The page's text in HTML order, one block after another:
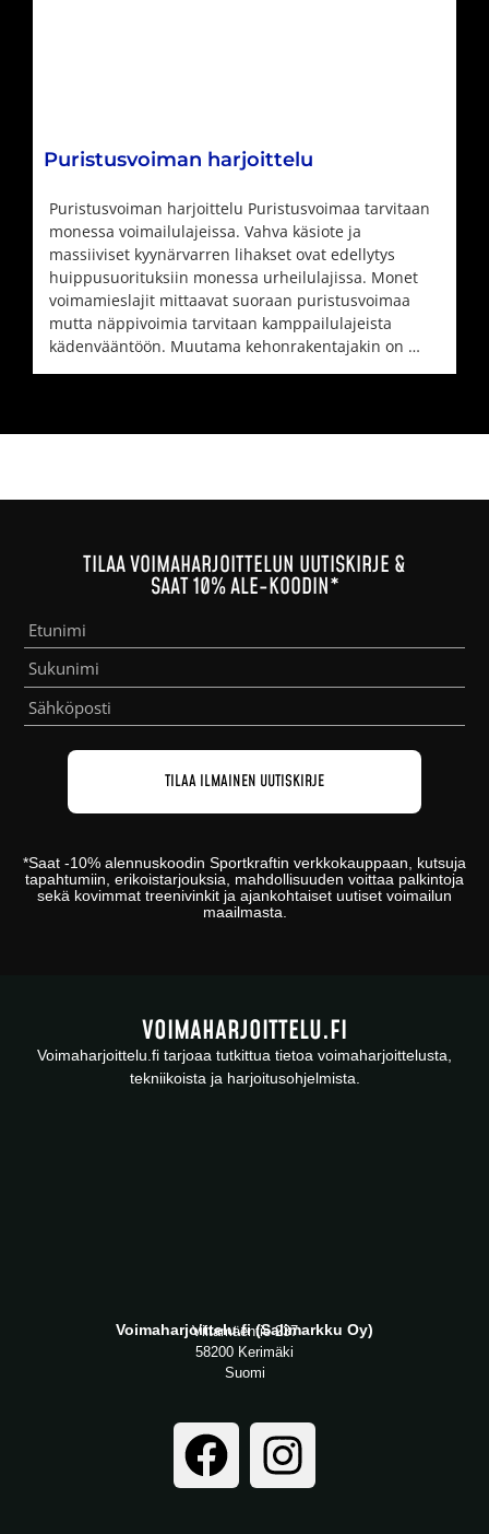
Puristusvoiman harjoittelu
Puristusvoiman harjoittelu Puristusvoimaa tarvitaan
monessa voimailulajeissa. Vahva käsiote ja
massiiviset kyynärvarren lihakset ovat edellytys
huippusuorituksiin monessa urheilulajissa. Monet
voimamieslajit mittaavat suoraan puristusvoimaa
mutta näppivoimia tarvitaan kamppailulajeista
kädenvääntöön. Muutama kehonrakentajakin on …
TILAA VOIMAHARJOITTELUN UUTISKIRJE &
SAAT 10% ALE-KOODIN*
*Saat -10% alennuskoodin Sportkraftin verkkokauppaan , kutsuja
tapahtumiin, erikoistarjouksia, mahdollisuuden voittaa palkintoja
sekä kovimmat treenivinkit ja ajankohtaiset uutiset voimailun
maailmasta.
VOIMAHARJOITTELU.FI
Voimaharjoittelu.fi tarjoaa tutkittua tietoa voimaharjoittelusta,
tekniikoista ja harjoitusohjelmista.
Voimaharjoittelu.fi (Salimarkku Oy)
Viitamäentie 237
58200 Kerimäki
Suomi